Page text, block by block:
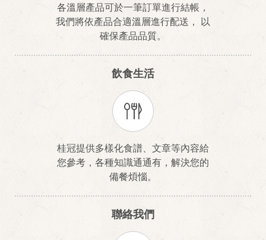
各溫層產品可於一筆訂單進行結帳，
我們將依產品合適溫層進行配送， 以
確保產品品質。
飲食生活
桂冠提供多樣化食譜、文章等內容給
您參考，各種知識通通有，解決您的
備餐煩惱。
聯絡我們